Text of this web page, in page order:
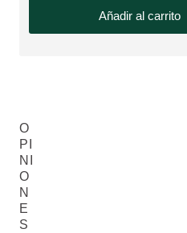
Añadir al carrito
O
PI
NI
O
N
E
S